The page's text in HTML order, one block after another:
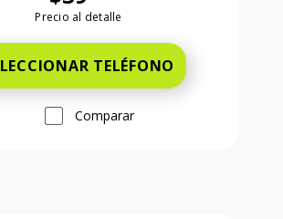
Antes el precio era 59 dollars and
Precio al detalle
TELÉFONO
Comparar